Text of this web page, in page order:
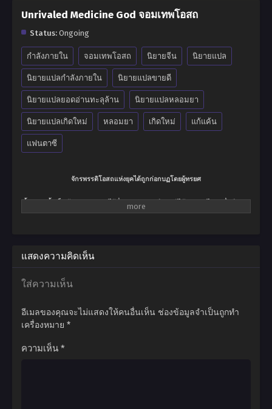
Unrivaled Medicine God จอมเทพโอสถ
Status: Ongoing
กำลังภายใน จอมเทพโอสถ นิยายจีน นิยายแปล
นิยายแปลกำลังภายใน นิยายแปลขายดี
นิยายแปลยอดอ่านทะลุล้าน นิยายแปลหลอมยา
นิยายแปลเกิดใหม่ หลอมยา เกิดใหม่ แก้แค้น
แฟนตาซี
จักรพรรดิโอสถแห่งยุคได้ถูกก่อกบฏโดยผู้ทรยศ
ที่จะสิ้นชีพลง….
แสดงความคิดเห็น
ใส่ความเห็น
อีเมลของคุณจะไม่แสดงให้คนอื่นเห็น ช่องข้อมูลจำเป็นถูกทำ
เครื่องหมาย *
ความเห็น *